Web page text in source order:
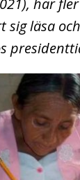
har
sig läsa